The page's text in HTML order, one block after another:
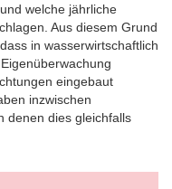
welche jährliche
Aus diesem Grund
in wasserwirtschaftlich
eingebaut
inzwischen
denen dies gleichfalls